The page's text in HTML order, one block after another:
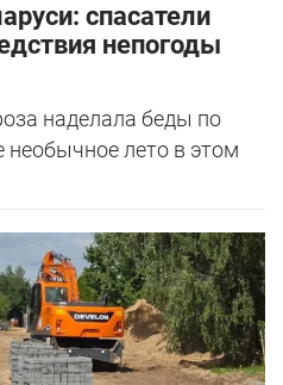
спасатели
непогоды
наделала беды по
необычное лето в этом